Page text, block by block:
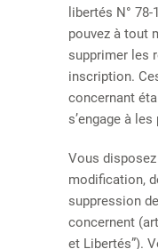
libertés N°
pouvez à tout
supprimer les
inscription.
concernant
s’engage à les
Vous disposez
modification,
suppression
concernent
et Libertés”).